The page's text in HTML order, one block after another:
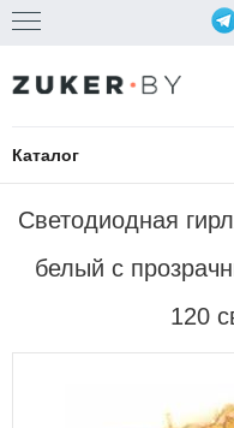
Каталог
Светодиодная
белый с
120